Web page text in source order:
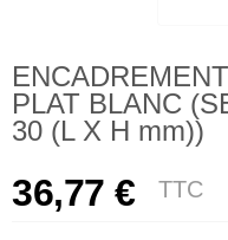
PLAT BLANC
30 (L X H mm))
36,77 € TTC